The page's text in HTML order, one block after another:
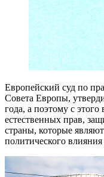
Европейский суд по
Совета Европы,
года, а поэтому с
естественных прав,
страны, которые
политического